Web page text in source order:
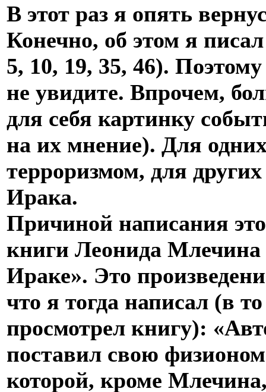
В этот раз я опять
Конечно, об этом я
5, 10, 19, 35, 46).
не увидите. Впрочем,
для себя картинку
на их мнение). Для
терроризмом, для
Ирака.
Причиной написания
книги Леонида
Ираке». Это
что я тогда написал (в
просмотрел книгу):
поставил свою
которой, кроме